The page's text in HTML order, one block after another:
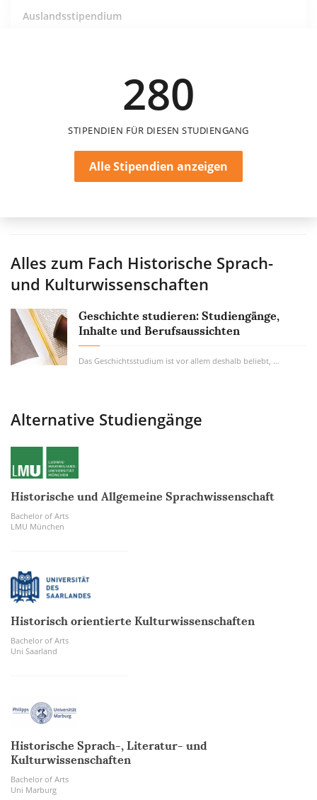
Auslandsstipendium
280
STIPENDIEN FÜR DIESEN STUDIENGANG
Alle Stipendien anzeigen
Alles zum Fach Historische Sprach-
und Kulturwissenschaften
Geschichte studieren: Studiengänge,
Inhalte und Berufsaussichten
Das Geschichtsstudium ist vor allem deshalb beliebt, weil es im Erforschen, nicht im...
Alternative Studiengänge
Historische und Allgemeine Sprachwissenschaft
Bachelor of Arts
LMU München
Historisch orientierte Kulturwissenschaften
Bachelor of Arts
Uni Saarland
Historische Sprach-, Literatur- und
Kulturwissenschaften
Bachelor of Arts
Uni Marburg